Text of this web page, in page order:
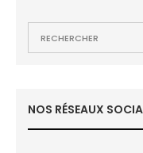
NOS RÉSEAUX